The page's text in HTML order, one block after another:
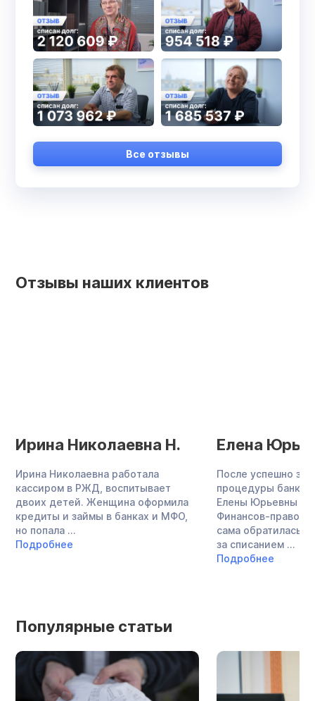
Все отзывы
Отзывы наших клиентов
Ирина Николаевна Н.
Ирина Николаевна работала
кассиром в РЖД, воспитывает
двоих детей. Женщина оформила
кредиты и займы в банках и МФО,
но попала ...
Подробнее
Елена
После успешно
процедуры
Елены Юрьевны
Финансов-
сама обратилась
за списанием ...
Подробнее
Популярные статьи